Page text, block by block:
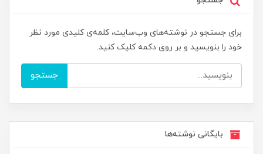
برای جستجو در نوشته‌های وب‌سایت، کلمه‌ی کلیدی مورد نظر
خود را بنویسید و بر روی دکمه کلیک کنید.
جستجو
بایگانی نوشته‌ها